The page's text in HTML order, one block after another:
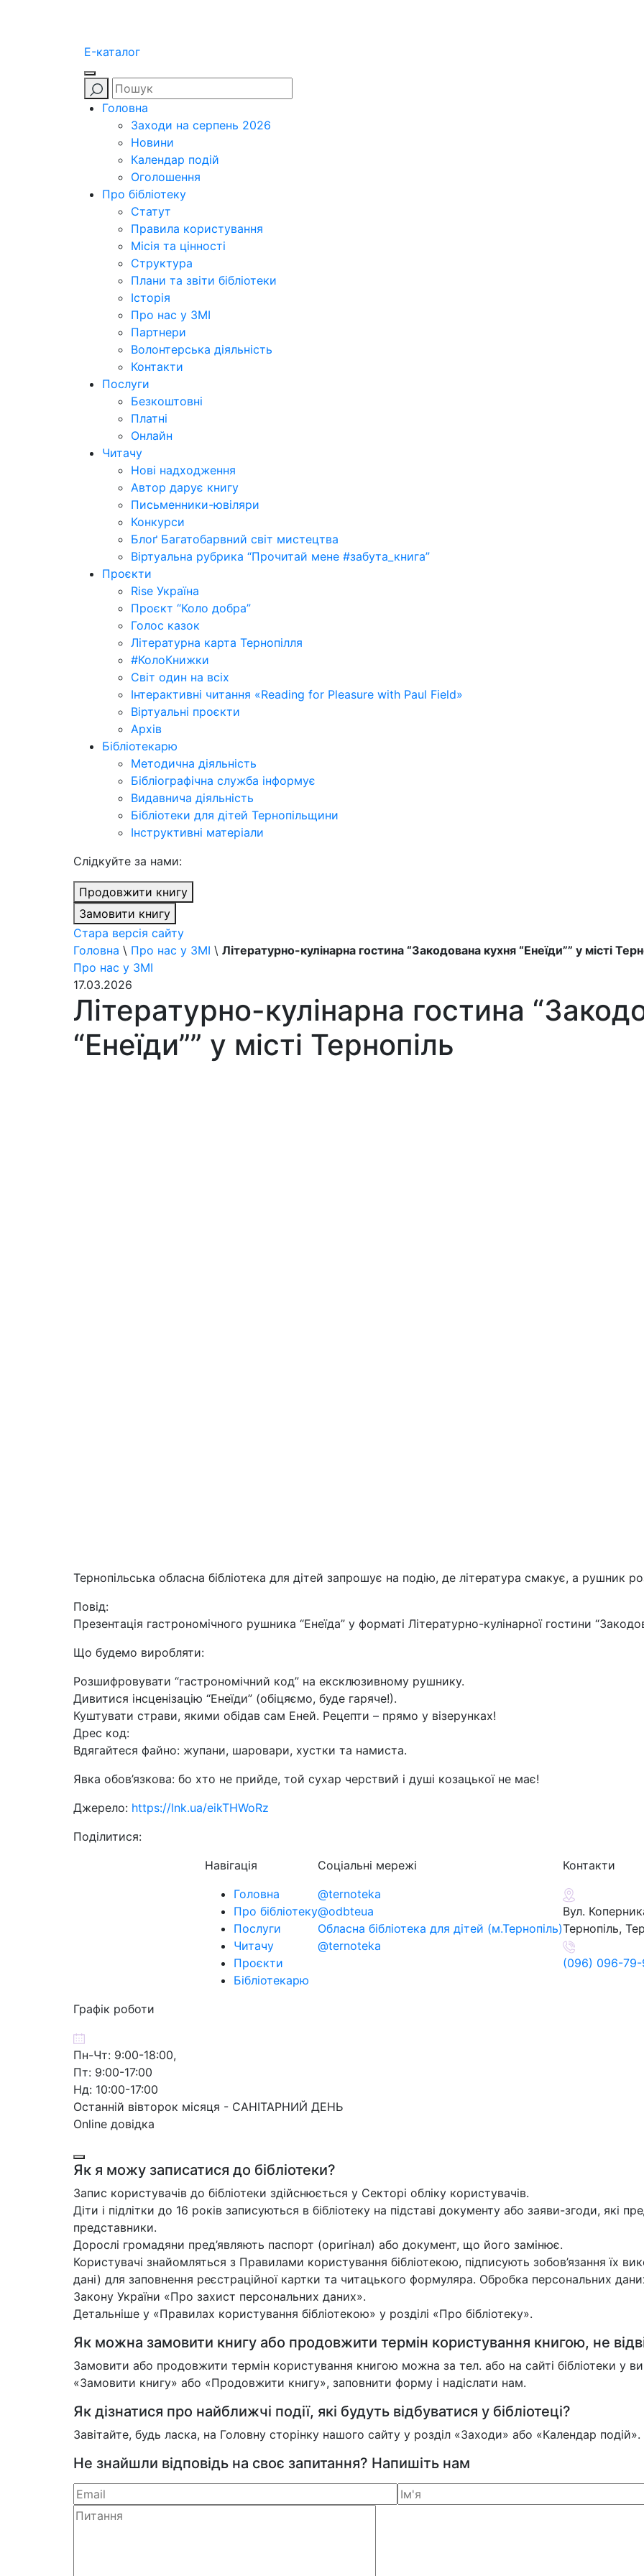
E-каталог
Головна
Заходи на серпень 2026
Новини
Календар подій
Оголошення
Про бібліотеку
Статут
Правила користування
Місія та цінності
Структура
Плани та звіти бібліотеки
Історія
Про нас у ЗМІ
Партнери
Волонтерська діяльність
Контакти
Послуги
Безкоштовні
Платні
Онлайн
Читачу
Нові надходження
Автор дарує книгу
Письменники-ювіляри
Конкурси
Блоґ Багатобарвний світ мистецтва
Віртуальна рубрика “Прочитай мене #забута_книга”
Проєкти
Rise Україна
Проєкт “Коло добра”
Голос казок
Літературна карта Тернопілля
#КолоКнижки
Світ один на всіх
Інтерактивні читання «Reading for Pleasure with Paul Field»
Віртуальні проєкти
Архів
Бібліотекарю
Методична діяльність
Бібліографічна служба інформує
Видавнича діяльність
Бібліотеки для дітей Тернопільщини
Інструктивні матеріали
Cлідкуйте за нами:
Продовжити книгу
Замовити книгу
Стара версія сайту
Головна \ Про нас у ЗМІ \ Літературно-кулінарна гостина “Закодована кухня “Енеїди”” у місті
Про нас у ЗМІ
17.03.2026
Літературно-кулінарна гостина
“Енеїди”” у місті Тернопіль
Тернопільська обласна бібліотека для дітей запрошує на подію, де література смакує, а рушник
Повід:
Презентація гастрономічного рушника “Енеїда” у форматі Літературно-кулінарної гостини
Що будемо виробляти:
Розшифровувати “гастрономічний код” на ексклюзивному рушнику.
Дивитися інсценізацію “Енеїди” (обіцяємо, буде гаряче!).
Куштувати страви, якими обідав сам Еней. Рецепти – прямо у візерунках!
Дрес код:
Вдягайтеся файно: жупани, шаровари, хустки та намиста.
Явка обов’язкова: бо хто не прийде, той сухар черствий і душі козацької не має!
Джерело: https://lnk.ua/eikTHWoRz
Поділитися:
Навігація
Головна
Про бібліотеку
Послуги
Читачу
Проєкти
Бібліотекарю
Соціальні мережі
@ternoteka
@odbteua
Обласна бібліотека для дітей (м.Тернопіль)
@ternoteka
Контакти
Вул.
Тернопіль,
(096) 096-79-
Графік роботи
Пн-Чт: 9:00-18:00,
Пт: 9:00-17:00
Нд: 10:00-17:00
Останній вівторок місяця - САНІТАРНИЙ ДЕНЬ
Online довідка
Як я можу записатися до бібліотеки?
Запис користувачів до бібліотеки здійснюється у Секторі обліку користувачів.
Діти і підлітки до 16 років записуються в бібліотеку на підставі документу або заяви-згоди, які
представники.
Дорослі громадяни пред’являють паспорт (оригінал) або документ, що його замінює.
Користувачі знайомляться з Правилами користування бібліотекою, підписують зобов’язання їх
дані) для заповнення реєстраційної картки та читацького формуляра. Обробка персональних
Закону України «Про захист персональних даних».
Детальніше у «Правилах користування бібліотекою» у розділі «Про бібліотеку».
Як можна замовити книгу або продовжити термін користування книгою, не
Замовити або продовжити термін користування книгою можна за тел. або на сайті бібліотеки у
«Замовити книгу» або «Продовжити книгу», заповнити форму і надіслати нам.
Як дізнатися про найближчі події, які будуть відбуватися у бібліотеці?
Завітайте, будь ласка, на Головну сторінку нашого сайту у розділ «Заходи» або «Календар подій».
Не знайшли відповідь на своє запитання? Напишіть нам